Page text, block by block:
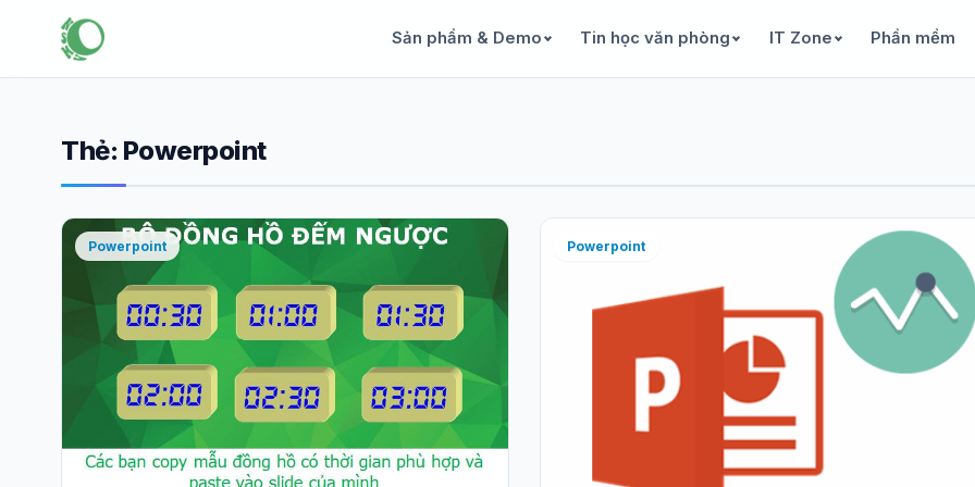
Sản phẩm & Demo Tin học văn phòng IT Zone Phần mềm
Thẻ: Powerpoint
Powerpoint Powerpoint